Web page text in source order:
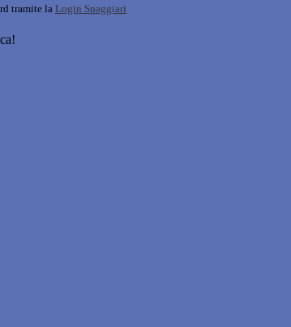
tramite la Login Spaggiari